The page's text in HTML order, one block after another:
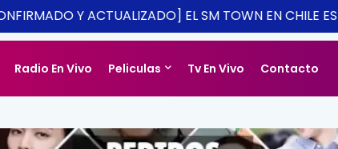
Y ACTUALIZADO] EL SM TOWN EN CHILE ES
REALIDAD ESTE 2014
Radio En Vivo Peliculas Tv En Vivo Contacto